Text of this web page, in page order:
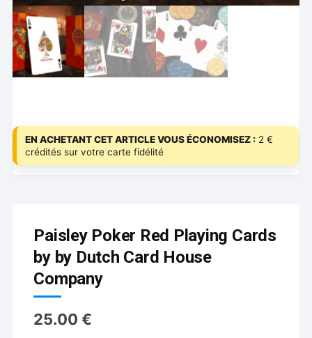
EN ACHETANT CET ARTICLE VOUS ÉCONOMISEZ : 2 €
crédités sur votre carte fidélité
Paisley Poker Red Playing Cards
by by Dutch Card House
Company
25.00€